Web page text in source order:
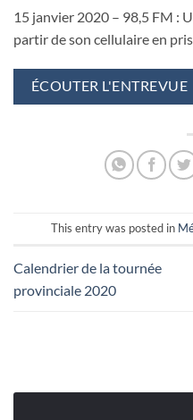
15 janvier 2020 – 98,5 FM :
partir de son cellulaire en
ÉCOUTER L'ENTREVUE
This entry was posted in
Calendrier de la tournée
provinciale 2020